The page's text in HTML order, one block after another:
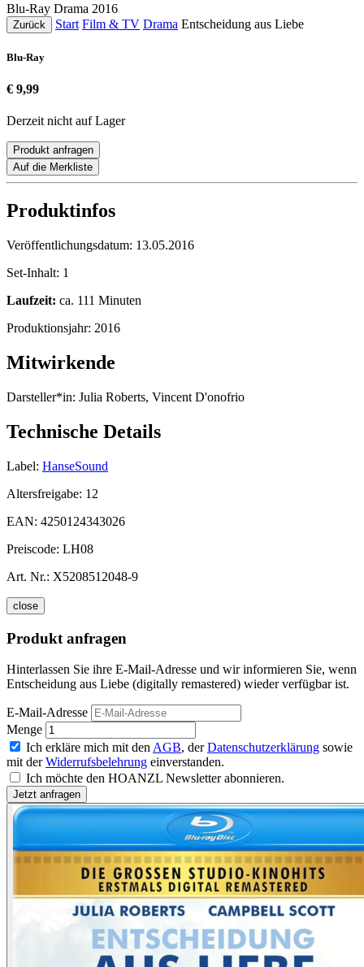
Blu-Ray Drama 2016
Zurück Start Film & TV Drama Entscheidung aus Liebe
Blu-Ray
€ 9,99
Derzeit nicht auf Lager
Produkt anfragen
Auf die Merkliste
Produktinfos
Veröffentlichungsdatum: 13.05.2016
Set-Inhalt: 1
Laufzeit: ca. 111 Minuten
Produktionsjahr: 2016
Mitwirkende
Darsteller*in: Julia Roberts, Vincent D'onofrio
Technische Details
Label: HanseSound
Altersfreigabe: 12
EAN: 4250124343026
Preiscode: LH08
Art. Nr.: X5208512048-9
close
Produkt anfragen
Hinterlassen Sie ihre E-Mail-Adresse und wir informieren Sie, wenn
Entscheidung aus Liebe (digitally remastered) wieder verfügbar ist.
E-Mail-Adresse
Menge
Ich erkläre mich mit den AGB, derDatenschutzerklärung sowie
mit derWiderrufsbelehrung einverstanden.
Ich möchte den HOANZL Newsletter abonnieren.